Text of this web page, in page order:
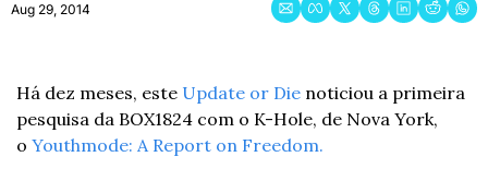
Aug 29, 2014
Há dez meses, este Update or Die noticiou a primeira
pesquisa da BOX1824 com o K-Hole, de Nova York,
o Youthmode: A Report on Freedom.